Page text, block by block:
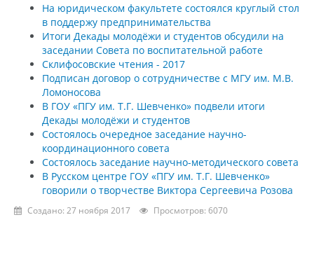
На юридическом факультете состоялся круглый стол
в поддержу предпринимательства
Итоги Декады молодёжи и студентов обсудили на
заседании Совета по воспитательной работе
Склифосовские чтения - 2017
Подписан договор о сотрудничестве с МГУ им. М.В.
Ломоносова
В ГОУ «ПГУ им. Т.Г. Шевченко» подвели итоги
Декады молодёжи и студентов
Состоялось очередное заседание научно-
координационного совета
Состоялось заседание научно-методического совета
В Русском центре ГОУ «ПГУ им. Т.Г. Шевченко»
говорили о творчестве Виктора Сергеевича Розова
Создано: 27 ноября 2017 Просмотров: 6070